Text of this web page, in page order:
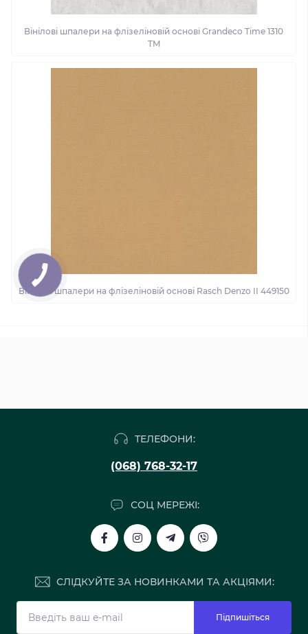
Вінілові шпалери на флізеліновій основі Grandeco Time 1310
TM
Вінілові шпалери на флізеліновій основі Rasch Denzo II 449150
ТЕЛЕФОНИ:
(068) 768-32-17
СОЦ МЕРЕЖІ:
СЛІДКУЙТЕ ЗА НОВИНКАМИ ТА АКЦІЯМИ:
Підпишіться